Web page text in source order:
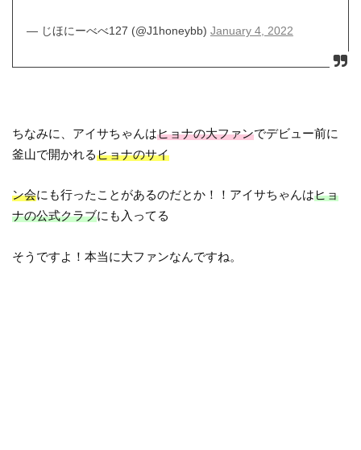
— じほにーべべ127 (@J1honeybb) January 4, 2022
ちなみに、アイサちゃんはヒョナの大ファンでデビュー前に
釜山で開かれるヒョナのサイ
ン会にも行ったことがあるのだとか！！アイサちゃんはヒョ
ナの公式クラブにも入ってる
そうですよ！本当に大ファンなんですね。